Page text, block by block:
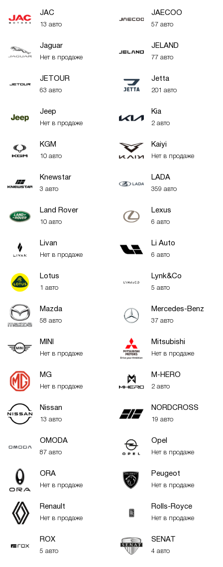
JAC
13 авто
JAECOO
57 авто
Jaguar
Нет в продаже
JELAND
77 авто
JETOUR
63 авто
Jetta
201 авто
Jeep
Нет в продаже
Kia
2 авто
KGM
10 авто
Kaiyi
Нет в продаже
Knewstar
3 авто
LADA
359 авто
Land Rover
10 авто
Lexus
6 авто
Livan
Нет в продаже
Li Auto
6 авто
Lotus
1 авто
Lynk&Co
5 авто
Mazda
58 авто
Mercedes-Benz
37 авто
MINI
Нет в продаже
Mitsubishi
Нет в продаже
MG
Нет в продаже
M-HERO
2 авто
Nissan
13 авто
NORDCROSS
19 авто
OMODA
87 авто
Opel
Нет в продаже
ORA
Нет в продаже
Peugeot
Нет в продаже
Renault
Нет в продаже
Rolls-Royce
Нет в продаже
ROX
5 авто
SENAT
4 авто